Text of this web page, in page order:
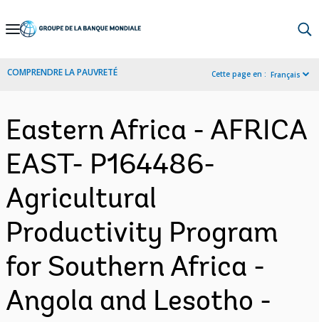
Skip
Navigation
COMPRENDRE LA PAUVRETÉ Cette page en : Français
Eastern Africa - AFRICA
EAST- P164486-
Agricultural
Productivity Program
for Southern Africa -
Angola and Lesotho -